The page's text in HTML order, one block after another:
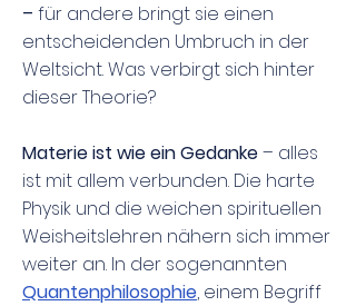
– für andere bringt sie einen
entscheidenden Umbruch in der
Weltsicht. Was verbirgt sich hinter
dieser Theorie?
Materie ist wie ein Gedanke– alles
ist mit allem verbunden. Die harte
Physik und die weichen spirituellen
Weisheitslehren nähern sich immer
weiter an. In der sogenannten
Quantenphilosophie, einem Begriff